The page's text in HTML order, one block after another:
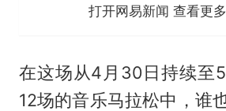
打开网易新闻 查看更
在这场从4月30日持续至
12场的音乐马拉松中，谁